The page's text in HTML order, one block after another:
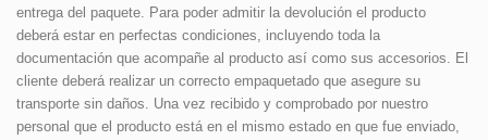
entrega del paquete. Para poder admitir la devolución el producto
deberá estar en perfectas condiciones, incluyendo toda la
documentación que acompañe al producto así como sus accesorios. El
cliente deberá realizar un correcto empaquetado que asegure su
transporte sin daños. Una vez recibido y comprobado por nuestro
personal que el producto está en el mismo estado en que fue enviado,